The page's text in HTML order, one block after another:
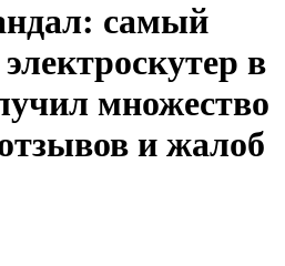
самый
в
множество
и жалоб